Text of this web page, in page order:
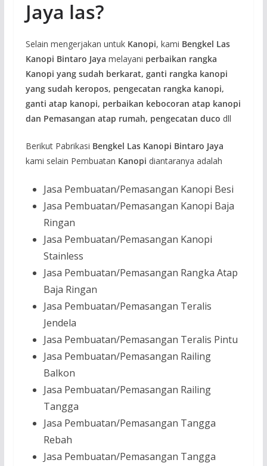
Jaya las?
Selain mengerjakan untuk Kanopi, kami Bengkel Las
Kanopi Bintaro Jaya melayani perbaikan rangka
Kanopi yang sudah berkarat, ganti rangka kanopi
yang sudah keropos, pengecatan rangka kanopi,
ganti atap kanopi, perbaikan kebocoran atap kanopi
dan Pemasangan atap rumah, pengecatan duco dll
Berikut Pabrikasi Bengkel Las Kanopi Bintaro Jaya
kami selain Pembuatan Kanopi diantaranya adalah
Jasa Pembuatan/Pemasangan Kanopi Besi
Jasa Pembuatan/Pemasangan Kanopi Baja
Ringan
Jasa Pembuatan/Pemasangan Kanopi
Stainless
Jasa Pembuatan/Pemasangan Rangka Atap
Baja Ringan
Jasa Pembuatan/Pemasangan Teralis
Jendela
Jasa Pembuatan/Pemasangan Teralis Pintu
Jasa Pembuatan/Pemasangan Railing
Balkon
Jasa Pembuatan/Pemasangan Railing
Tangga
Jasa Pembuatan/Pemasangan Tangga
Rebah
Jasa Pembuatan/Pemasangan Tangga